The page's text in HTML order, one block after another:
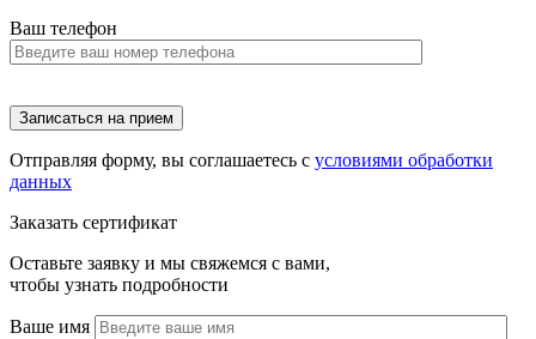
Ваш телефон
Отправляя форму, вы соглашаетесь с условиями обработки
данных
Заказать сертификат
Оставьте заявку и мы свяжемся с вами,
чтобы узнать подробности
Ваше имя